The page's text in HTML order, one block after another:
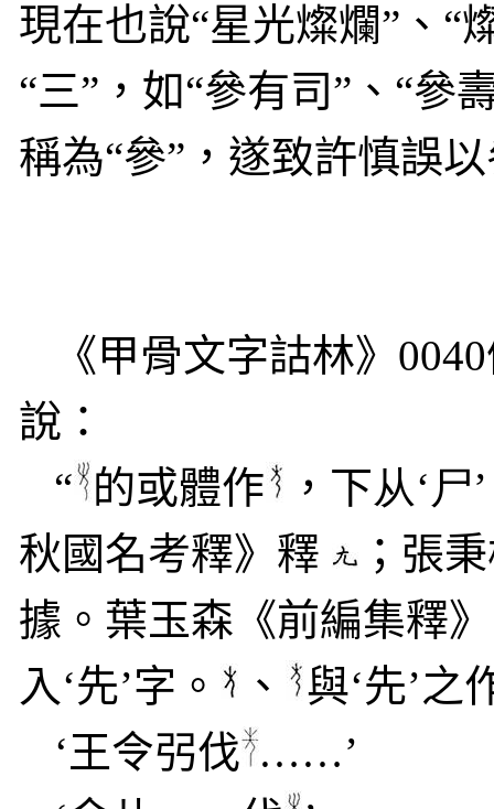
現在也說“星光燦爛”、“
“三”，如“參有司”、“參
稱為“參”，遂致許慎誤
《甲骨文字詁林》 0040
說：
“ 的或體作 ，下从‘尸
秋國名考釋》釋
；張
據。葉玉森《前編集釋
入‘先’字。
、
與‘先’之
‘王令弜伐 ……’